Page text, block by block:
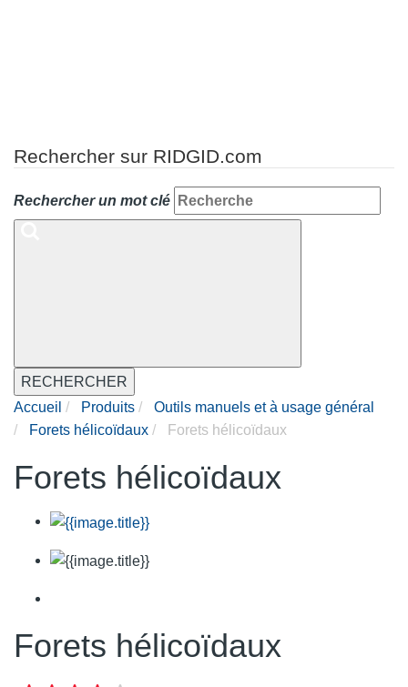
Rechercher sur RIDGID.com
Rechercher un mot clé
RECHERCHER
Accueil
Produits
Outils manuels et à usage général
Forets hélicoïdaux
Forets hélicoïdaux
Forets hélicoïdaux
Forets hélicoïdaux